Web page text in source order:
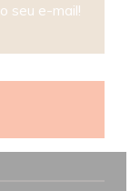
seu e-mail!